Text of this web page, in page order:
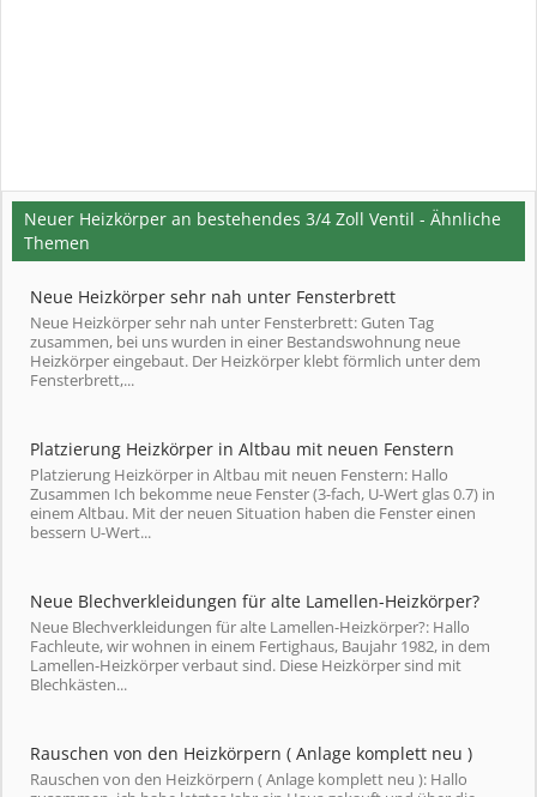
Neuer Heizkörper an bestehendes 3/4 Zoll Ventil - Ähnliche
Themen
Neue Heizkörper sehr nah unter Fensterbrett
Neue Heizkörper sehr nah unter Fensterbrett: Guten Tag
zusammen, bei uns wurden in einer Bestandswohnung neue
Heizkörper eingebaut. Der Heizkörper klebt förmlich unter dem
Fensterbrett,...
Platzierung Heizkörper in Altbau mit neuen Fenstern
Platzierung Heizkörper in Altbau mit neuen Fenstern: Hallo
Zusammen Ich bekomme neue Fenster (3-fach, U-Wert glas 0.7) in
einem Altbau. Mit der neuen Situation haben die Fenster einen
bessern U-Wert...
Neue Blechverkleidungen für alte Lamellen-Heizkörper?
Neue Blechverkleidungen für alte Lamellen-Heizkörper?: Hallo
Fachleute, wir wohnen in einem Fertighaus, Baujahr 1982, in dem
Lamellen-Heizkörper verbaut sind. Diese Heizkörper sind mit
Blechkästen...
Rauschen von den Heizkörpern ( Anlage komplett neu )
Rauschen von den Heizkörpern ( Anlage komplett neu ): Hallo